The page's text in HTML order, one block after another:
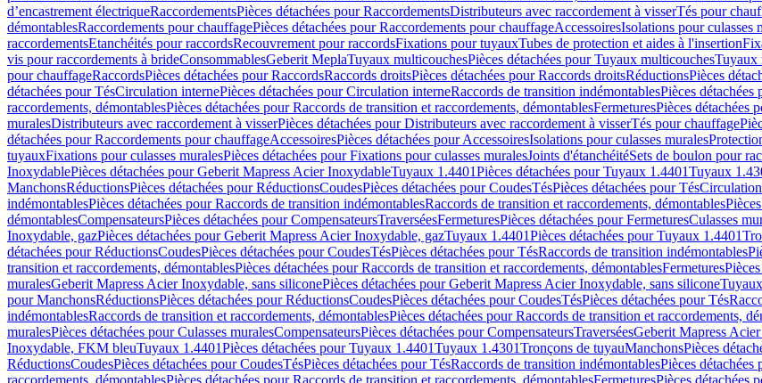
d’encastrement électriqueRaccordementsPièces détachées pour RaccordementsDistributeurs avec raccordement à visserTés pour
démontablesRaccordements pour chauffagePièces détachées pour Raccordements pour chauffageAccessoiresIsolations pour culasses
raccordementsEtanchéités pour raccordsRecouvrement pour raccordsFixations pour tuyauxTubes de protection et aides à l'insertion
vis pour raccordements à brideConsommablesGeberit MeplaTuyaux multicouchesPièces détachées pour Tuyaux multicouchesTuyaux
pour chauffageRaccordsPièces détachées pour RaccordsRaccords droitsPièces détachées pour Raccords droitsRéductionsPièces
détachées pour TésCirculation internePièces détachées pour Circulation interneRaccords de transition indémontablesPièces
raccordements, démontablesPièces détachées pour Raccords de transition et raccordements, démontablesFermeturesPièces détachées
muralesDistributeurs avec raccordement à visserPièces détachées pour Distributeurs avec raccordement à visserTés pour chauffage
détachées pour Raccordements pour chauffageAccessoiresPièces détachées pour AccessoiresIsolations pour culasses murales
tuyauxFixations pour culasses muralesPièces détachées pour Fixations pour culasses muralesJoints d'étanchéitéSets de boulon pour
InoxydablePièces détachées pour Geberit Mapress Acier InoxydableTuyaux 1.4401Pièces détachées pour Tuyaux 1.4401Tuyaux
ManchonsRéductionsPièces détachées pour RéductionsCoudesPièces détachées pour CoudesTésPièces détachées pour Tés
indémontablesPièces détachées pour Raccords de transition indémontablesRaccords de transition et raccordements, démontables
démontablesCompensateursPièces détachées pour CompensateursTraverséesFermeturesPièces détachées pour FermeturesCulasses
Inoxydable, gazPièces détachées pour Geberit Mapress Acier Inoxydable, gazTuyaux 1.4401Pièces détachées pour Tuyaux 1.4401
détachées pour RéductionsCoudesPièces détachées pour CoudesTésPièces détachées pour TésRaccords de transition indémontables
transition et raccordements, démontablesPièces détachées pour Raccords de transition et raccordements, démontablesFermetures
muralesGeberit Mapress Acier Inoxydable, sans siliconePièces détachées pour Geberit Mapress Acier Inoxydable, sans silicone
pour ManchonsRéductionsPièces détachées pour RéductionsCoudesPièces détachées pour CoudesTésPièces détachées pour Tés
indémontablesRaccords de transition et raccordements, démontablesPièces détachées pour Raccords de transition et raccordements,
muralesPièces détachées pour Culasses muralesCompensateursPièces détachées pour CompensateursTraverséesGeberit Mapress
Inoxydable, FKM bleuTuyaux 1.4401Pièces détachées pour Tuyaux 1.4401Tuyaux 1.4301Tronçons de tuyauManchonsPièces
RéductionsCoudesPièces détachées pour CoudesTésPièces détachées pour TésRaccords de transition indémontablesPièces
raccordements, démontablesPièces détachées pour Raccords de transition et raccordements, démontablesFermeturesPièces détachées